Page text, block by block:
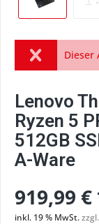
Dieser
Lenovo
Ryzen 5
512GB
A-Ware
919,99 €
inkl. 19 % MwSt.